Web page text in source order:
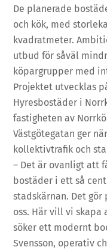
De planerade
och kök, med
kvadratmeter.
utbud för såväl
köpargrupper med
Projektet utvecklas
Hyresbostäder i
fastigheten av
Västgötegatan ger
kollektivtrafik och
– Det är ovanligt att
bostäder i ett så
stadskärnan. Det
oss. Här vill vi skapa
söker ett modernt
Svensson, operativ